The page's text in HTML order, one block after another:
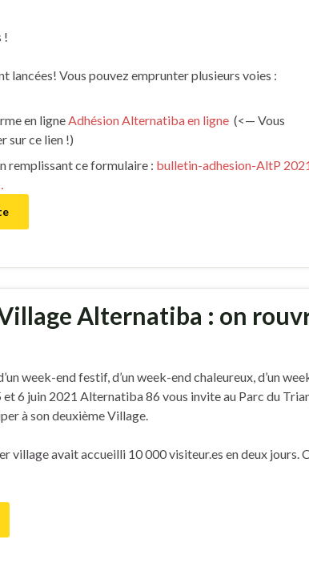
!
lancées! Vous pouvez emprunter plusieurs voies :
en ligneAdhésion Alternatiba en ligne (<— Vous
sur ce lien !)
remplissant ce formulaire : bulletin-adhesion-AltP
Alternatiba : on
week-end festif, d’un week-end chaleureux, d’un
et 6 juin 2021 Alternatiba 86 vous invite au Parc du
à son deuxième Village.
village avait accueilli 10 000 visiteur.es en deux jours.